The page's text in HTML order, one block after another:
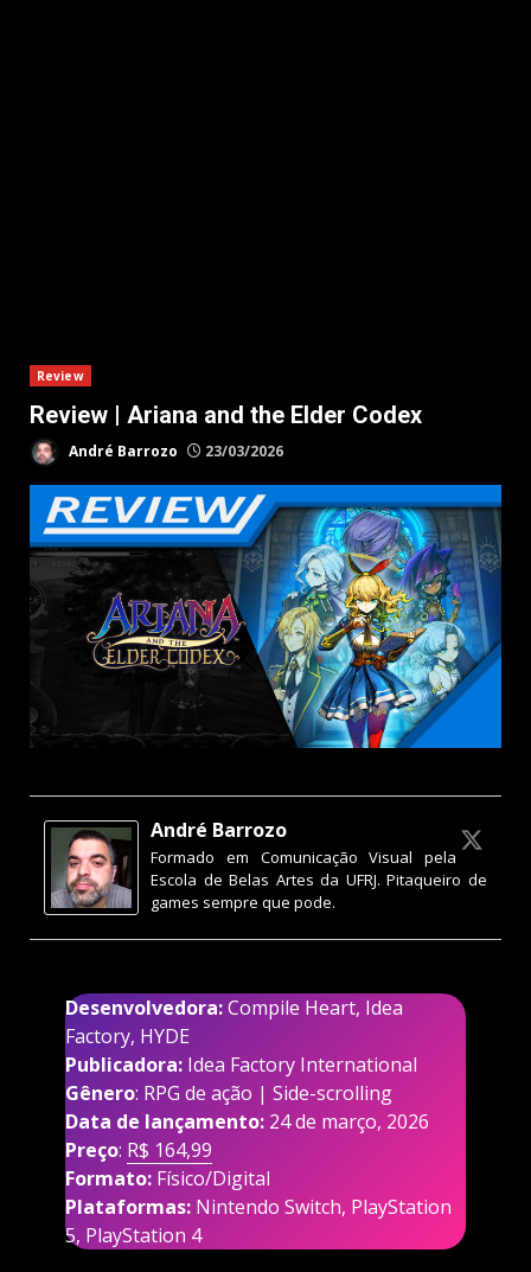
Review
Review | Ariana and the Elder Codex
André Barrozo 23/03/2026
André Barrozo
Formado em Comunicação Visual pela
Escola de Belas Artes da UFRJ. Pitaqueiro de
games sempre que pode.
Desenvolvedora:Compile Heart, Idea
Factory, HYDE
Publicadora: Idea Factory International
Gênero: RPG de ação | Side-scrolling
Data de lançamento:24 de março, 2026
Preço: R$ 164,99
Formato: Físico/Digital
Plataformas:Nintendo Switch, PlayStation
5, PlayStation 4